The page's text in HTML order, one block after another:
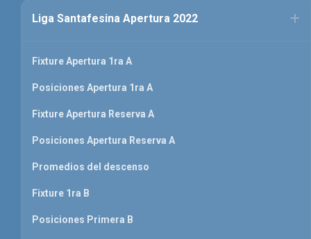
Liga Santafesina Apertura 2022
Fixture Apertura 1ra A
Posiciones Apertura 1ra A
Fixture Apertura Reserva A
Posiciones Apertura Reserva A
Promedios del descenso
Fixture 1ra B
Posiciones Primera B